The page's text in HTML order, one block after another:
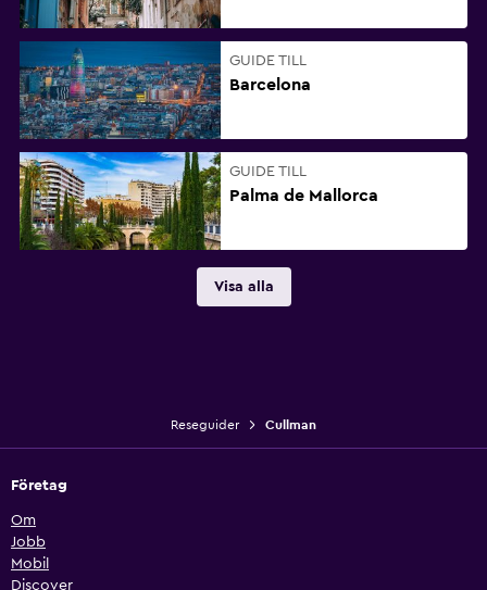
GUIDE TILL
Barcelona
GUIDE TILL
Palma de Mallorca
Visa alla
Reseguider Cullman
Företag
Om
Jobb
Mobil
Discover